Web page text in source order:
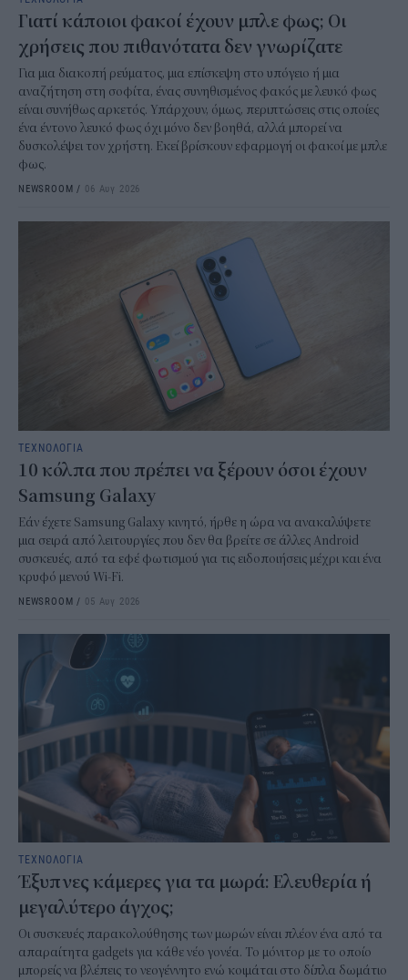
Γιατί κάποιοι φακοί έχουν μπλε φως; Οι
χρήσεις που πιθανότατα δεν γνωρίζατε
Για μια διακοπή ρεύματος, μια επίσκεψη στο υπόγειο ή μια
αναζήτηση στη σοφίτα, ένας συνηθισμένος φακός με λευκό φως
είναι συνήθως αρκετός. Υπάρχουν, όμως, περιπτώσεις στις οποίες
ένα έντονο λευκό φως όχι μόνο δεν βοηθά, αλλά μπορεί να
δυσκολέψει τον χρήστη. Εκεί βρίσκουν εφαρμογή οι φακοί με μπλε
φως.
NEWSROOM / 06 Αυγ 2026
ΤΕΧΝΟΛΟΓΙΑ
10 κόλπα που πρέπει να ξέρουν όσοι έχουν
Samsung Galaxy
Εάν έχετε Samsung Galaxy κινητό, ήρθε η ώρα να ανακαλύψετε
μια σειρά από λειτουργίες που δεν θα βρείτε σε άλλες Android
συσκευές, από τα εφέ φωτισμού για τις ειδοποιήσεις μέχρι και ένα
κρυφό μενού Wi-Fi.
NEWSROOM / 05 Αυγ 2026
ΤΕΧΝΟΛΟΓΙΑ
Έξυπνες κάμερες για τα μωρά: Ελευθερία ή
μεγαλύτερο άγχος;
Οι συσκευές παρακολούθησης των μωρών είναι πλέον ένα από τα
απαραίτητα gadgets για κάθε νέο γονέα. Το μόνιτορ με το οποίο
μπορείς να βλέπεις το νεογέννητο ενώ κοιμάται στο δίπλα δωμάτιο